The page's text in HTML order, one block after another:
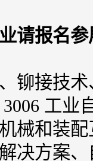
请报名参
铆接技
工业
械和装
决方案